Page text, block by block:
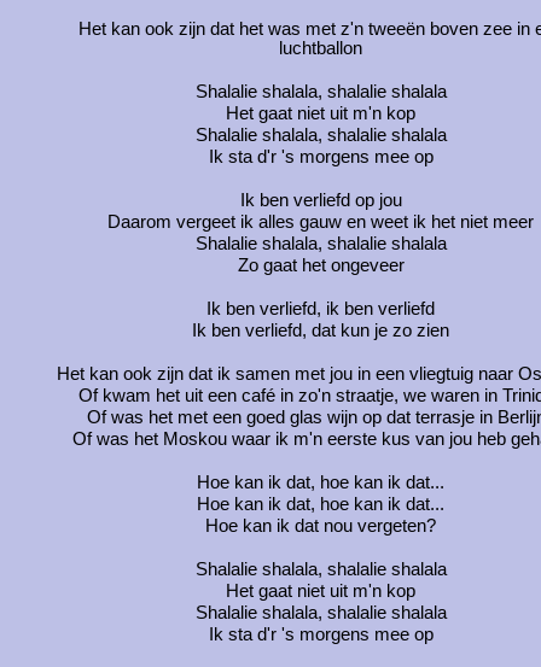
Het kan ook zijn dat het was met z'n tweeën boven zee in
luchtballon
Shalalie shalala, shalalie shalala
Het gaat niet uit m'n kop
Shalalie shalala, shalalie shalala
Ik sta d'r 's morgens mee op
Ik ben verliefd op jou
Daarom vergeet ik alles gauw en weet ik het niet meer
Shalalie shalala, shalalie shalala
Zo gaat het ongeveer
Ik ben verliefd, ik ben verliefd
Ik ben verliefd, dat kun je zo zien
Het kan ook zijn dat ik samen met jou in een vliegtuig naar
Of kwam het uit een café in zo'n straatje, we waren in
Of was het met een goed glas wijn op dat terrasje in
Of was het Moskou waar ik m'n eerste kus van jou heb
Hoe kan ik dat, hoe kan ik dat...
Hoe kan ik dat, hoe kan ik dat...
Hoe kan ik dat nou vergeten?
Shalalie shalala, shalalie shalala
Het gaat niet uit m'n kop
Shalalie shalala, shalalie shalala
Ik sta d'r 's morgens mee op